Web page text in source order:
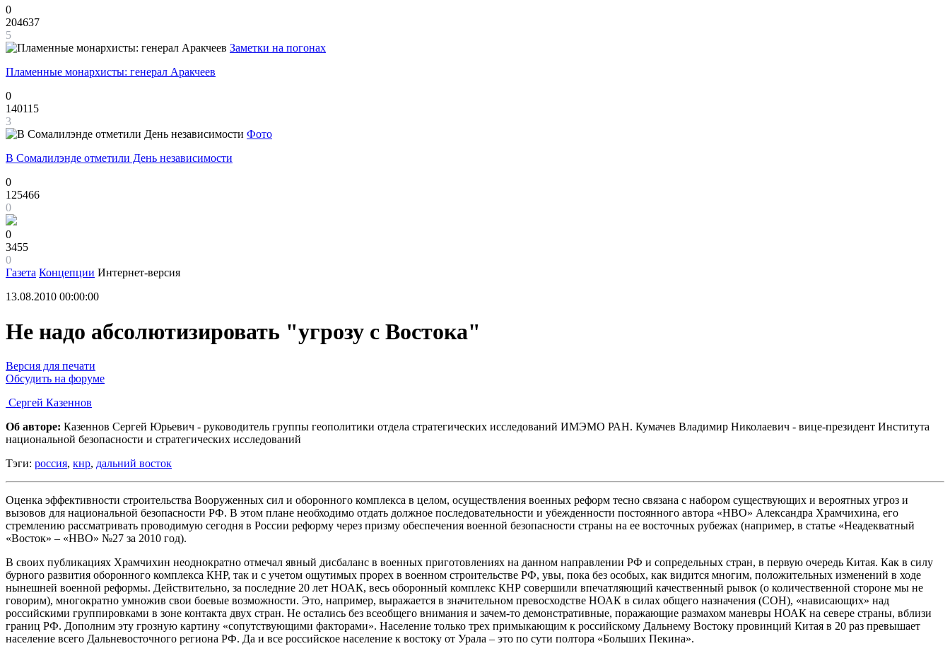
0
204637
5
Заметки на погонах
Пламенные монархисты: генерал Аракчеев
0
140115
3
Фото
В Сомалилэнде отметили День независимости
0
125466
0
0
3455
0
Газета Концепции Интернет-версия
13.08.2010 00:00:00
Не надо абсолютизировать "угрозу с Востока"
Версия для печати
Обсудить на форуме
Сергей Казеннов
Об авторе: Казеннов Сергей Юрьевич - руководитель группы геополитики отдела стратегических исследований ИМЭМО РАН. Кумачев Владимир Николаевич - вице-президент Института
национальной безопасности и стратегических исследований
Тэги: россия, кнр, дальний восток
Оценка эффективности строительства Вооруженных сил и оборонного комплекса в целом, осуществления военных реформ тесно связана с набором существующих и вероятных угроз и
вызовов для национальной безопасности РФ. В этом плане необходимо отдать должное последовательности и убежденности постоянного автора «НВО» Александра Храмчихина, его
стремлению рассматривать проводимую сегодня в России реформу через призму обеспечения военной безопасности страны на ее восточных рубежах (например, в статье «Неадекватный
«Восток» – «НВО» №27 за 2010 год).
В своих публикациях Храмчихин неоднократно отмечал явный дисбаланс в военных приготовлениях на данном направлении РФ и сопредельных стран, в первую очередь Китая. Как в силу
бурного развития оборонного комплекса КНР, так и с учетом ощутимых прорех в военном строительстве РФ, увы, пока без особых, как видится многим, положительных изменений в ходе
нынешней военной реформы. Действительно, за последние 20 лет НОАК, весь оборонный комплекс КНР совершили впечатляющий качественный рывок (о количественной стороне мы не
говорим), многократно умножив свои боевые возможности. Это, например, выражается в значительном превосходстве НОАК в силах общего назначения (СОН), «нависающих» над
российскими группировками в зоне контакта двух стран. Не остались без всеобщего внимания и зачем-то демонстративные, поражающие размахом маневры НОАК на севере страны, вблизи
границ РФ. Дополним эту грозную картину «сопутствующими факторами». Население только трех примыкающим к российскому Дальнему Востоку провинций Китая в 20 раз превышает
население всего Дальневосточного региона РФ. Да и все российское население к востоку от Урала – это по сути полтора «Больших Пекина».